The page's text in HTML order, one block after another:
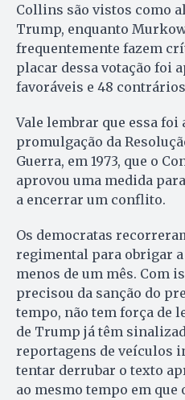
Collins são vistos como
Trump, enquanto
frequentemente fazem
placar dessa votação foi
favoráveis e 48
Vale lembrar que essa foi
promulgação da
Guerra, em 1973, que o
aprovou uma medida
a encerrar um conflito.
Os democratas
regimental para obrigar
menos de um mês. Com
precisou da sanção do
tempo, não tem força de
de Trump já têm
reportagens de veículos
tentar derrubar o texto
ao mesmo tempo em